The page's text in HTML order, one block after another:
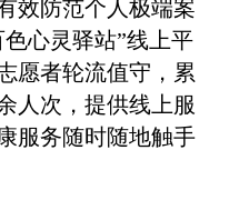
效防范个人极端案
心灵驿站”线上平
愿者轮流值守，累
人次，提供线上服
服务随时随地触手